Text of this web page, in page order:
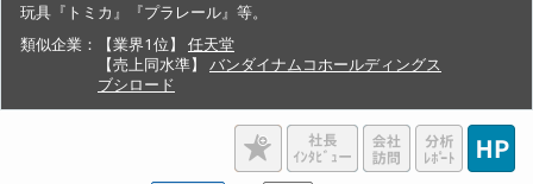
玩具『トミカ』『プラレール』等。
類似企業：
【業界1位】
任天堂
【売上同水準】
バンダイナムコホールディングス
ブシロード